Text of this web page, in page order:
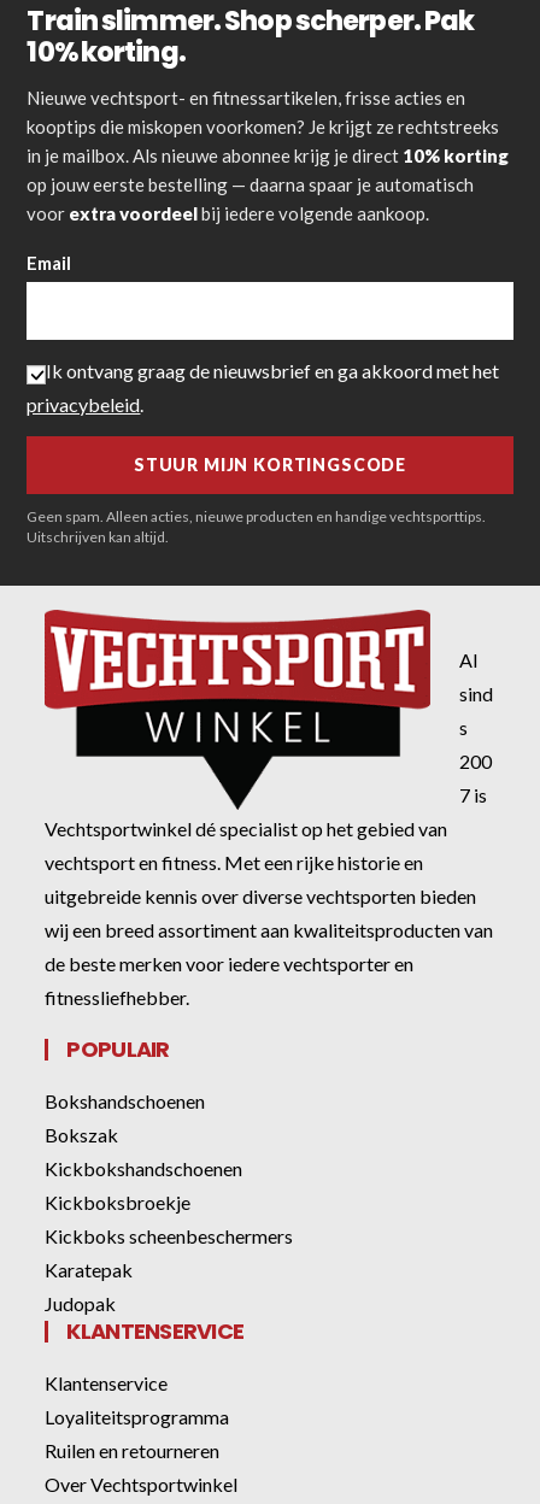
Train slimmer. Shop scherper. Pak
10% korting.
Nieuwe vechtsport- en fitnessartikelen, frisse acties en
kooptips die miskopen voorkomen? Je krijgt ze rechtstreeks
in je mailbox. Als nieuwe abonnee krijg je direct 10% korting
op jouw eerste bestelling — daarna spaar je automatisch
voor extra voordeelbij iedere volgende aankoop.
Email
Ik ontvang graag de nieuwsbrief en ga akkoord met het
privacybeleid
Geen spam. Alleen acties, nieuwe producten en handige vechtsporttips.
Uitschrijven kan altijd.
Al
sind
s
200
7 is
Vechtsportwinkel dé specialist op het gebied van
vechtsport en fitness. Met een rijke historie en
uitgebreide kennis over diverse vechtsporten bieden
wij een breed assortiment aan kwaliteitsproducten van
de beste merken voor iedere vechtsporter en
fitnessliefhebber.
POPULAIR
Bokshandschoenen
Bokszak
Kickbokshandschoenen
Kickboksbroekje
Kickboks scheenbeschermers
Karatepak
Judopak
KLANTENSERVICE
Klantenservice
Loyaliteitsprogramma
Ruilen en retourneren
Over Vechtsportwinkel